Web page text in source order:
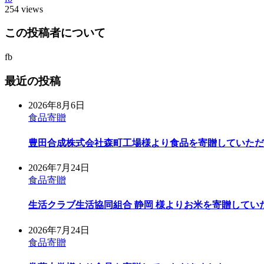
254 views
この投稿者について
fb
最近の投稿
2026年8月6日
食品寄贈
豊田合成株式会社森町工場様より食品を寄贈していた
2026年7月24日
食品寄贈
生活クラブ生活協同組合 静岡 様よりお米を寄贈してい
2026年7月24日
食品寄贈